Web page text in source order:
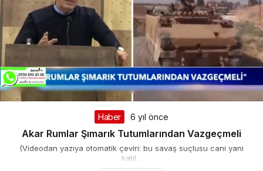
Haber 6 yıl önce
Akar Rumlar Şımarık Tutumlarından Vazgeçmeli
(Videodan yazıya otomatik çeviri: bu savaş suçlusu cani yani
katil...